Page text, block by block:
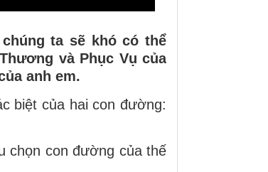
ta sẽ khó có thể
và Phục Vụ của
anh em.
biệt của hai con đường:
chọn con đường của thế